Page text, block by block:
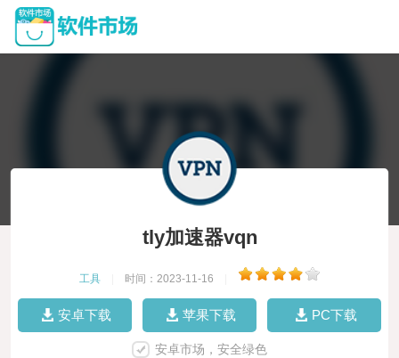
tly加速器vqn
工具 时间：2023-11-16
安卓下载 苹果下载 PC下载
安卓市场，安全绿色